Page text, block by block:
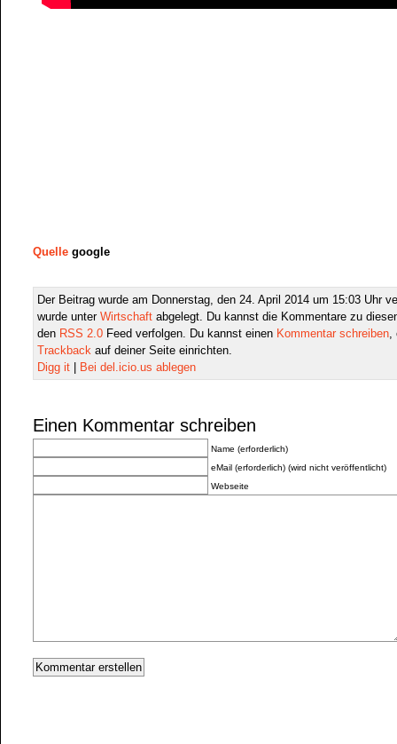
Quelle google
Der Beitrag wurde am Donnerstag, den 24. April 2014 um 15:03 Uhr
wurde unter Wirtschaft abgelegt. Du kannst die Kommentare zu
den RSS 2.0 Feed verfolgen. Du kannst einen Kommentar schreiben,
Trackback auf deiner Seite einrichten.
Digg it
Bei del.icio.us ablegen
Einen Kommentar schreiben
Name (erforderlich)
eMail (erforderlich) (wird nicht veröffentlicht)
Webseite